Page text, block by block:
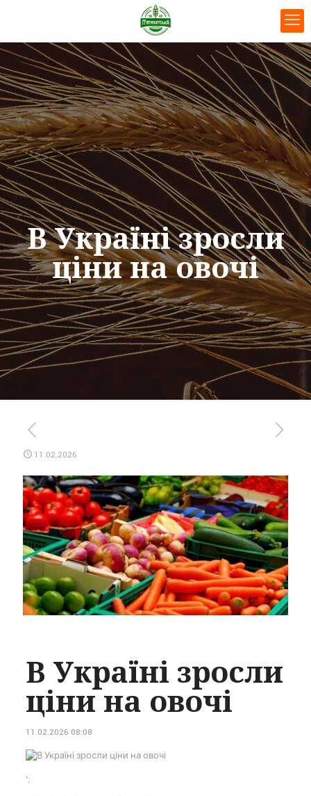
В Україні зросли
ціни на овочі
11.02.2026
В Україні зросли
ціни на овочі
11.02.2026 08:08
‘;